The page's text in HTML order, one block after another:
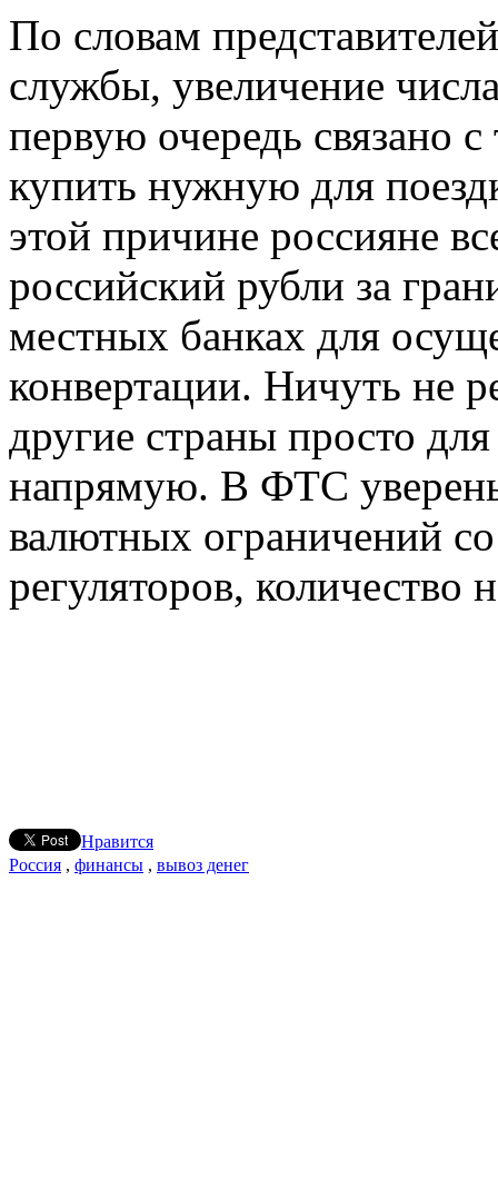
По словам
службы, увеличение
первую очередь связано
купить нужную для
этой причине россияне
российский рубли за
местных банках для
конвертации. Ничуть не
другие страны просто
напрямую. В ФТС
валютных ограничений
регуляторов, количество
Нравится
Россия , финансы , вывоз денег